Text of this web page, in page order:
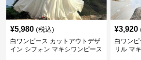
¥5,980 (税込)
白ワンピース カットアウトデザ
イン シフォン マキシワンピース
¥3,920
白ワン
リル マ